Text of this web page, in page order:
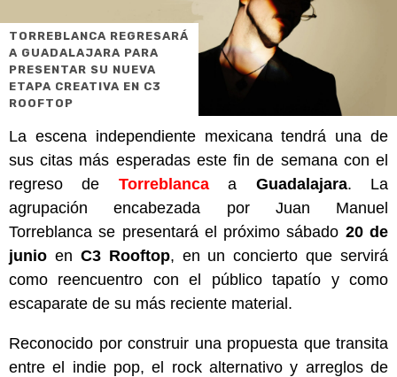
TORREBLANCA REGRESARÁ
A GUADALAJARA PARA
PRESENTAR SU NUEVA
ETAPA CREATIVA EN C3
ROOFTOP
La escena independiente mexicana tendrá una de
sus citas más esperadas este fin de semana con el
regreso de Torreblanca a Guadalajara. La
agrupación encabezada por Juan Manuel
Torreblanca se presentará el próximo sábado 20 de
junio en C3 Rooftop, en un concierto que servirá
como reencuentro con el público tapatío y como
escaparate de su más reciente material.
Reconocido por construir una propuesta que transita
entre el indie pop, el rock alternativo y arreglos de